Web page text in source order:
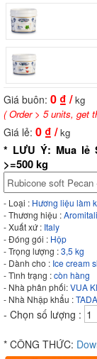
Giá buôn: 0 ₫ / kg
( Order > 5 units, get
Giá lẻ: 0 ₫ /kg
* LƯU Ý: Mua lẻ
>=500 kg
- Loại : Hương liệu làm
- Thương hiệu :
- Xuất xứ : Italy
- Đóng gói : Hộp
- Trọng lượng :3,5 kg
- Dành cho : Ice cream
- Tình trạng :còn hàng
- Nhà phân phối:VUA
- Nhà Nhập khẩu :
- Chọn số lượng :
* CÔNG THỨC: